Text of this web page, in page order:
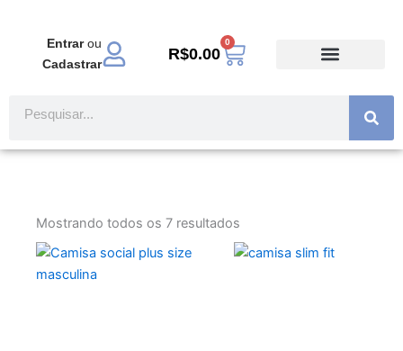
Entrarou
Cadastrar
R$0.00
0
Carrinho
Mostrando todos os 7 resultados